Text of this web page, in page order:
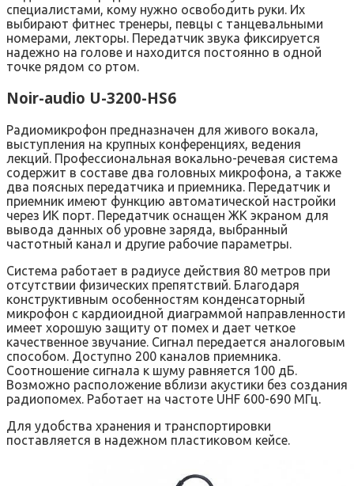
специалистами, кому нужно освободить руки. Их
выбирают фитнес тренеры, певцы с танцевальными
номерами, лекторы. Передатчик звука фиксируется
надежно на голове и находится постоянно в одной
точке рядом со ртом.
Noir-audio U-3200-HS6
Радиомикрофон предназначен для живого вокала,
выступления на крупных конференциях, ведения
лекций. Профессиональная вокально-речевая система
содержит в составе два головных микрофона, а также
два поясных передатчика и приемника. Передатчик и
приемник имеют функцию автоматической настройки
через ИК порт. Передатчик оснащен ЖК экраном для
вывода данных об уровне заряда, выбранный
частотный канал и другие рабочие параметры.
Система работает в радиусе действия 80 метров при
отсутствии физических препятствий. Благодаря
конструктивным особенностям конденсаторный
микрофон с кардиоидной диаграммой направленности
имеет хорошую защиту от помех и дает четкое
качественное звучание. Сигнал передается аналоговым
способом. Доступно 200 каналов приемника.
Соотношение сигнала к шуму равняется 100 дБ.
Возможно расположение вблизи акустики без создания
радиопомех. Работает на частоте UHF 600-690 МГц.
Для удобства хранения и транспортировки
поставляется в надежном пластиковом кейсе.